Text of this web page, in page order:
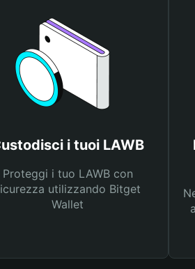
i tuoi LAWB
Proteggi i tuo LAWB con
utilizzando Bitget
Wallet